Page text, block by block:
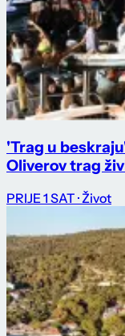
'Trag u
Oliverov trag
PRIJE 1 SAT · Život